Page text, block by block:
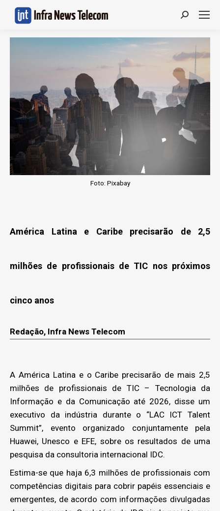
Search:
Foto: Pixabay
América Latina e Caribe precisarão de 2,5
milhões de profissionais de TIC nos próximos
cinco anos
Redação, Infra News Telecom
A América Latina e o Caribe precisarão de mais 2,5
milhões de profissionais de TIC – Tecnologia da
Informação e da Comunicação até 2026, disse um
executivo da indústria durante o “LAC ICT Talent
Summit”, evento organizado conjuntamente pela
Huawei, Unesco e EFE, sobre os resultados de uma
pesquisa da consultoria internacional IDC.
Estima-se que haja 6,3 milhões de profissionais com
competências digitais para cobrir papéis essenciais e
emergentes, de acordo com informações divulgadas